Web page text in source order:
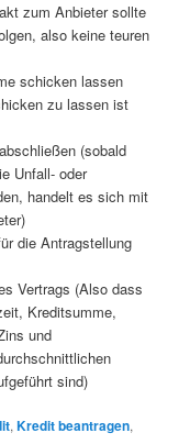
zum Anbieter sollte
also keine teuren
schicken lassen
zu lassen ist
(sobald
Unfall- oder
handelt es sich mit
die Antragstellung
Vertrags (Also dass
Kreditsumme,
und
sind)
,Kredit beantragen,